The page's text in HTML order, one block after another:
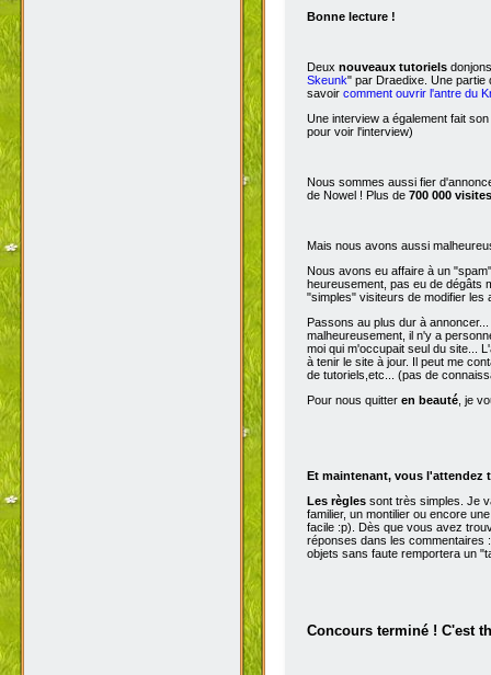
Bonne lecture !
Deux nouveaux tutoriels
Skeunk" par Draedixe. Une partie
savoir comment ouvrir l'antre du
Une interview a également fait
pour voir l'interview)
Nous sommes aussi fier
de Nowel ! Plus de 700 000 visites
Mais nous avons aussi
Nous avons eu affaire à un
heureusement, pas eu de dégâts
"simples" visiteurs de modifier
Passons au plus dur à
malheureusement, il n'y a
moi qui m'occupait seul du site...
à tenir le site à jour. Il peut me
de tutoriels,etc... (pas de
Pour nous quitter en beauté, je
Et maintenant, vous l'attendez
Les règles sont très simples. Je
familier, un montilier ou encore
facile :p). Dès que vous avez
réponses dans les commentaires
objets sans faute remportera un
Concours terminé ! C'est